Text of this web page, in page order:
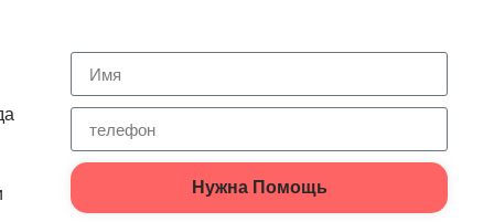
Нужна Помощь